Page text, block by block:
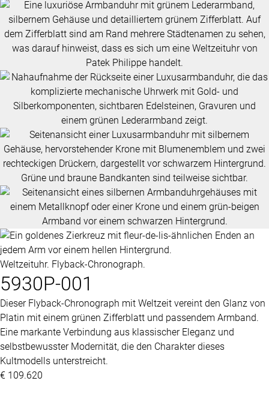
4
Cubitus
Complications
ALLE
Impressum
Datenschutz
Weltzeituhr. Flyback-Chronograph.
5930P-001
Dieser Flyback-Chronograph mit Weltzeit vereint den Glanz von
Platin mit einem grünen Zifferblatt und passendem Armband.
Eine markante Verbindung aus klassischer Eleganz und
selbstbewusster Modernität, die den Charakter dieses
Kultmodells unterstreicht.
€ 109.620